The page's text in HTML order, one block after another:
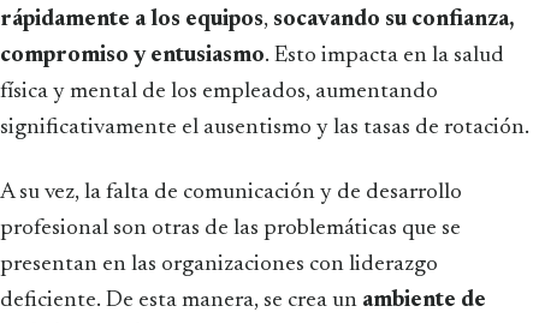
rápidamente a los equipos, socavando su confianza,
compromiso y entusiasmo. Esto impacta en la salud
física y mental de los empleados, aumentando
significativamente el ausentismo y las tasas de rotación.
A su vez, la falta de comunicación y de desarrollo
profesional son otras de las problemáticas que se
presentan en las organizaciones con liderazgo
deficiente. De esta manera, se crea un ambiente de